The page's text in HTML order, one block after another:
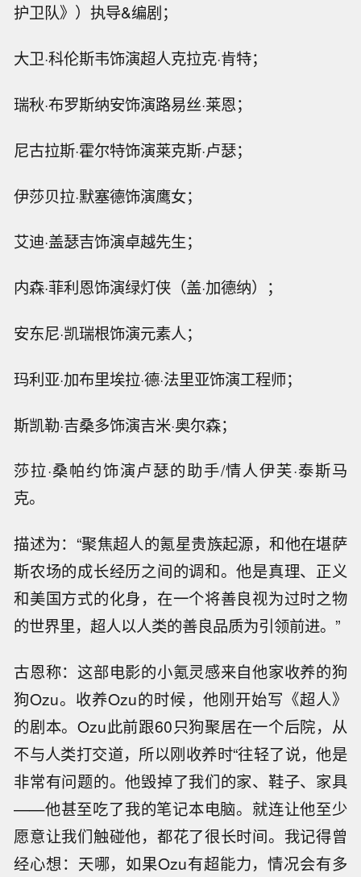
护卫队》）执导&编剧；
大卫·科伦斯韦饰演超人克拉克·肯特；
瑞秋·布罗斯纳安饰演路易丝·莱恩；
尼古拉斯·霍尔特饰演莱克斯·卢瑟；
伊莎贝拉·默塞德饰演鹰女；
艾迪·盖瑟吉饰演卓越先生；
内森·菲利恩饰演绿灯侠（盖·加德纳）；
安东尼·凯瑞根饰演元素人；
玛利亚·加布里埃拉·德·法里亚饰演工程师；
斯凯勒·吉桑多饰演吉米·奥尔森；
莎拉·桑帕约饰演卢瑟的助手/情人伊芙·泰斯马
克。
描述为：“聚焦超人的氪星贵族起源，和他在堪萨
斯农场的成长经历之间的调和。他是真理、正义
和美国方式的化身，在一个将善良视为过时之物
的世界里，超人以人类的善良品质为引领前进。”
古恩称：这部电影的小氪灵感来自他家收养的狗
狗Ozu。收养Ozu的时候，他刚开始写《超人》
的剧本。Ozu此前跟60只狗聚居在一个后院，从
不与人类打交道，所以刚收养时“往轻了说，他是
非常有问题的。他毁掉了我们的家、鞋子、家具
——他甚至吃了我的笔记本电脑。就连让他至少
愿意让我们触碰他，都花了很长时间。我记得曾
经心想：天哪，如果Ozu有超能力，情况会有多